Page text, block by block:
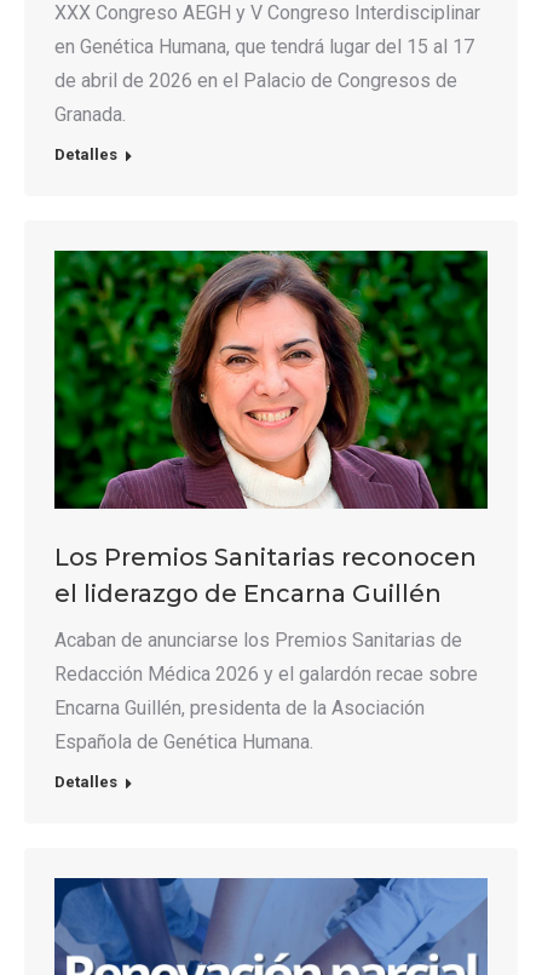
XXX Congreso AEGH y V Congreso Interdisciplinar
en Genética Humana, que tendrá lugar del 15 al 17
de abril de 2026 en el Palacio de Congresos de
Granada.
Detalles
Los Premios Sanitarias reconocen
el liderazgo de Encarna Guillén
Acaban de anunciarse los Premios Sanitarias de
Redacción Médica 2026 y el galardón recae sobre
Encarna Guillén, presidenta de la Asociación
Española de Genética Humana.
Detalles